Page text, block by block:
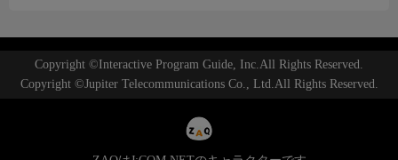
Copyright ©Interactive Program Guide, Inc.All Rights Reserved.
Copyright ©Jupiter Telecommunications Co., Ltd.All Rights Reserved.